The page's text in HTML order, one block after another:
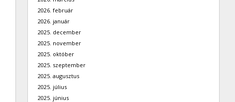
2026. február
2026. január
2025. december
2025. november
2025. október
2025. szeptember
2025. augusztus
2025. július
2025. június